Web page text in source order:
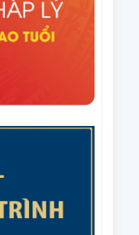
2035.
Đề án nhân rộng
đến năm 2035
ngày 31/7/2025 của
trung cao tuổi
8/7/2025 của Ban
Việt Nam về các